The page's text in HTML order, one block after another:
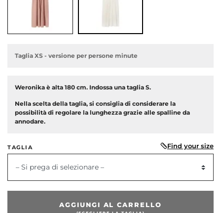
Taglia XS - versione per persone minute
Weronika è alta 180 cm. Indossa una taglia S.
Nella scelta della taglia, si consiglia di considerare la
possibilità di regolare la lunghezza grazie alle spalline da
annodare.
TAGLIA Find your size
– Si prega di selezionare –
AGGIUNGI AL CARRELLO